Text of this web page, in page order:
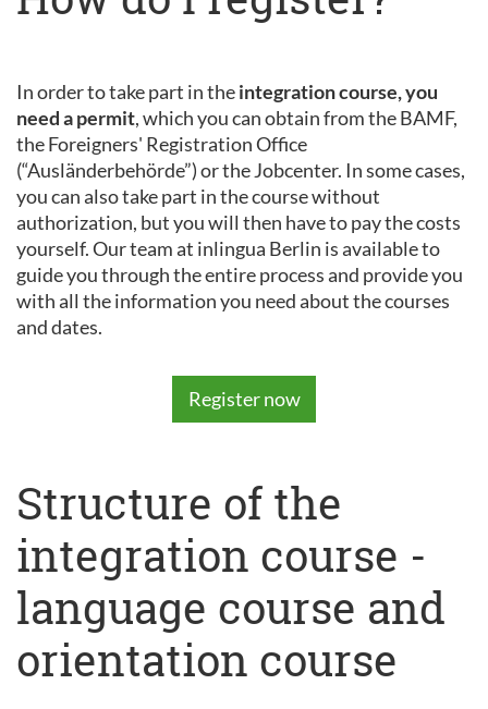
In order to take part in theintegration course, you
need a permit, which you can obtain from the BAMF,
the Foreigners' Registration Office
(“Ausländerbehörde”) or the Jobcenter. In some cases,
you can also take part in the course without
authorization, but you will then have to pay the costs
yourself. Our team at inlingua Berlin is available to
guide you through the entire process and provide you
with all the information you need about the courses
and dates.
Register now
Structure of the
integration course -
language course and
orientation course